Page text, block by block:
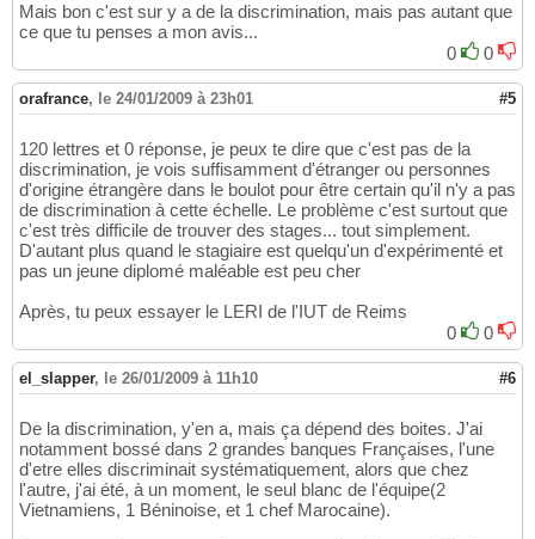
Mais bon c'est sur y a de la discrimination, mais pas autant que
ce que tu penses a mon avis...
0
0
orafrance, le 24/01/2009 à 23h01 #5
120 lettres et 0 réponse, je peux te dire que c'est pas de la
discrimination, je vois suffisamment d'étranger ou personnes
d'origine étrangère dans le boulot pour être certain qu'il n'y a pas
de discrimination à cette échelle. Le problème c'est surtout que
c'est très difficile de trouver des stages... tout simplement.
D'autant plus quand le stagiaire est quelqu'un d'expérimenté et
pas un jeune diplomé maléable est peu cher
Après, tu peux essayer le LERI de l'IUT de Reims
0
0
el_slapper, le 26/01/2009 à 11h10 #6
De la discrimination, y'en a, mais ça dépend des boites. J'ai
notamment bossé dans 2 grandes banques Françaises, l'une
d'etre elles discriminait systématiquement, alors que chez
l'autre, j'ai été, à un moment, le seul blanc de l'équipe(2
Vietnamiens, 1 Béninoise, et 1 chef Marocaine).